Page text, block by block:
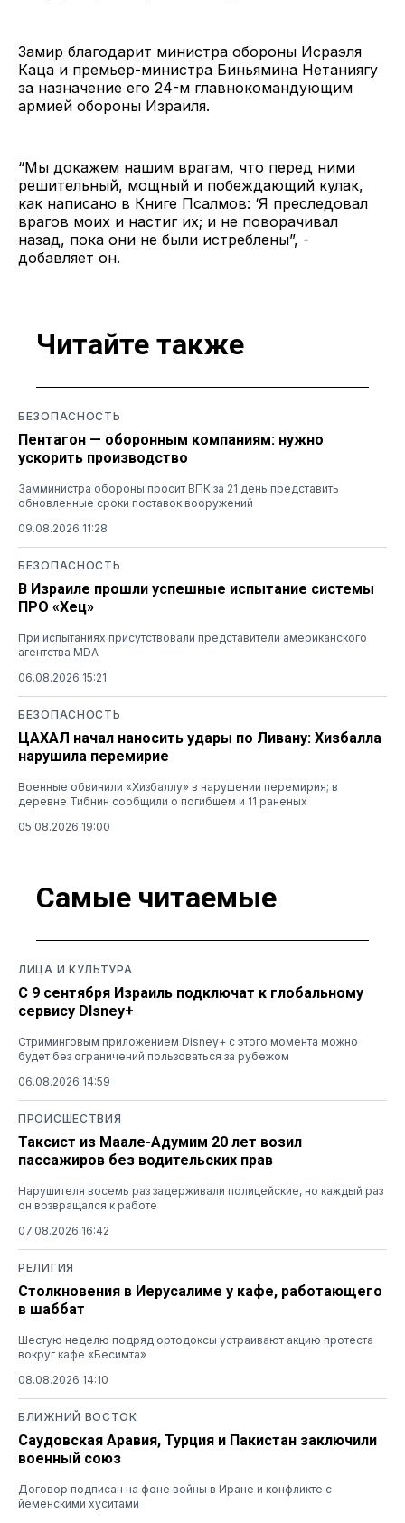
Замир благодарит министра обороны Исраэля
Каца и премьер-министра Биньямина Нетаниягу
за назначение его 24-м главнокомандующим
армией обороны Израиля.
“Мы докажем нашим врагам, что перед ними
решительный, мощный и побеждающий кулак,
как написано в Книге Псалмов: ‘Я преследовал
врагов моих и настиг их; и не поворачивал
назад, пока они не были истреблены”, -
добавляет он.
Читайте также
БЕЗОПАСНОСТЬ
Пентагон — оборонным компаниям: нужно
ускорить производство
Замминистра обороны просит ВПК за 21 день представить
обновленные сроки поставок вооружений
09.08.2026 11:28
БЕЗОПАСНОСТЬ
В Израиле прошли успешные испытание системы
ПРО «Хец»
При испытаниях присутствовали представители американского
агентства MDA
06.08.2026 15:21
БЕЗОПАСНОСТЬ
ЦАХАЛ начал наносить удары по Ливану: Хизбалла
нарушила перемирие
Военные обвинили «Хизбаллу» в нарушении перемирия; в
деревне Тибнин сообщили о погибшем и 11 раненых
05.08.2026 19:00
Самые читаемые
ЛИЦА И КУЛЬТУРА
С 9 сентября Израиль подключат к глобальному
сервису DIsney+
Стриминговым приложением Disney+ с этого момента можно
будет без ограничений пользоваться за рубежом
06.08.2026 14:59
ПРОИСШЕСТВИЯ
Таксист из Маале-Адумим 20 лет возил
пассажиров без водительских прав
Нарушителя восемь раз задерживали полицейские, но каждый раз
он возвращался к работе
07.08.2026 16:42
РЕЛИГИЯ
Столкновения в Иерусалиме у кафе, работающего
в шаббат
Шестую неделю подряд ортодоксы устраивают акцию протеста
вокруг кафе «Бесимта»
08.08.2026 14:10
БЛИЖНИЙ ВОСТОК
Саудовская Аравия, Турция и Пакистан заключили
военный союз
Договор подписан на фоне войны в Иране и конфликте с
йеменскими хуситами